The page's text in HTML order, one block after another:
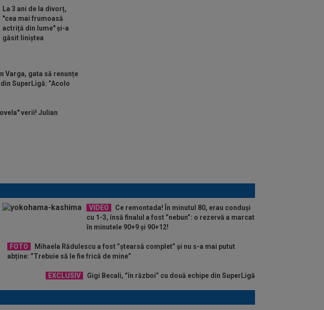
La 3 ani de la divorț,
"cea mai frumoasă
actriță din lume" și-a
găsit liniștea
Varga, gata să renunțe
SuperLigă: ”Acolo
verii! Julian
VIDEO
Ce remontada! În minutul 80, erau conduși
cu 1-3, însă finalul a fost ”nebun”: o rezervă a marcat
în minutele 90+9 și 90+12!
FOTO
Mihaela Rădulescu a fost ”ștearsă complet” și nu s-a mai putut
abține: ”Trebuie să le fie frică de mine”
EXCLUSIV Gigi Becali, ”în război” cu două echipe din SuperLigă